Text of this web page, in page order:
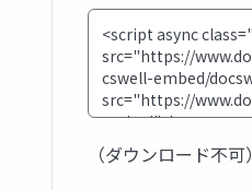
（ダウンロード不可）